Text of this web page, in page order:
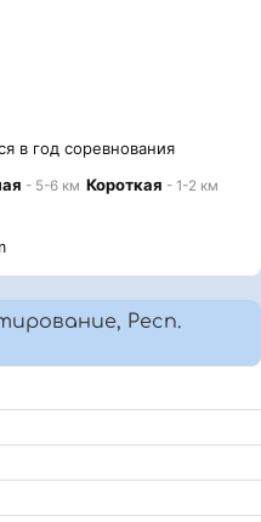
в год соревнования
- 5-6 км Короткая - 1-2 км
Респ.